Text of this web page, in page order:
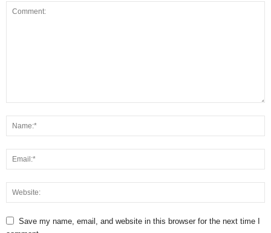
Save my name, email, and website in this browser for the next time I